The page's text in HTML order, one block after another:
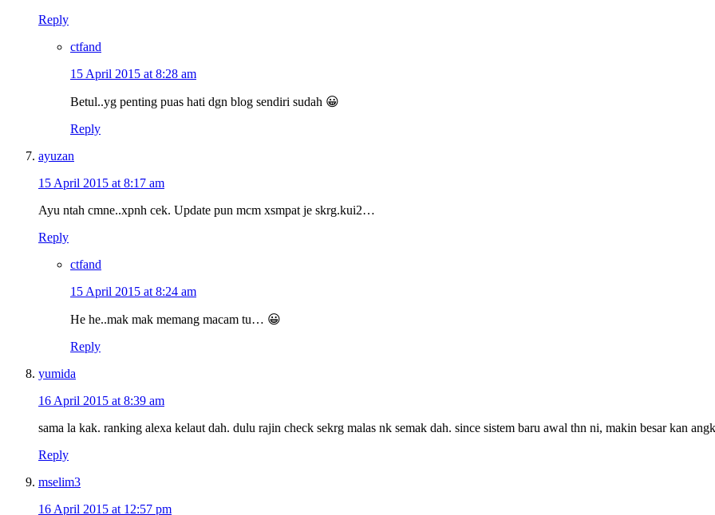
Reply
ctfand
15 April 2015 at 8:28 am
Betul..yg penting puas hati dgn blog sendiri sudah 😀
Reply
ayuzan
15 April 2015 at 8:17 am
Ayu ntah cmne..xpnh cek. Update pun mcm xsmpat je skrg.kui2…
Reply
ctfand
15 April 2015 at 8:24 am
He he..mak mak memang macam tu… 😀
Reply
yumida
16 April 2015 at 8:39 am
sama la kak. ranking alexa kelaut dah. dulu rajin check sekrg malas nk semak dah. since sistem baru awal thn ni, makin besar kan
Reply
mselim3
16 April 2015 at 12:57 pm